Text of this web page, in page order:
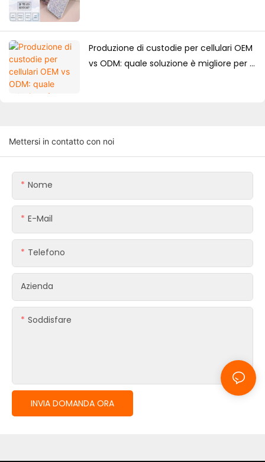
Produzione di custodie per cellulari OEM
vs ODM: quale soluzione è migliore per i
Mettersi in contatto con noi
Nome
E-Mail
Telefono
Azienda
Soddisfare
INVIA DOMANDA ORA